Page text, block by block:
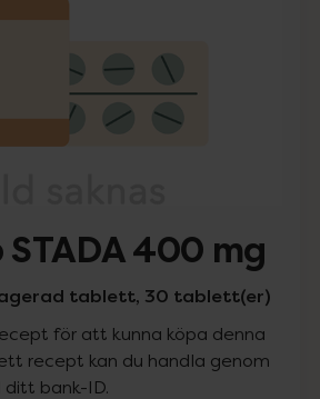
400 mg
tablett, 30 tablett(er)
för att kunna köpa denna
recept kan du handla genom
bank-ID.